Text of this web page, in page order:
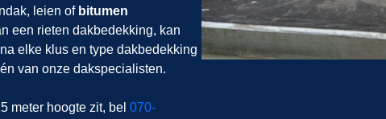
leien ofbitumen
een rieten dakbedekking, kan
elke klus en type dakbedekking
van onze dakspecialisten.
meter hoogte zit, bel 070-